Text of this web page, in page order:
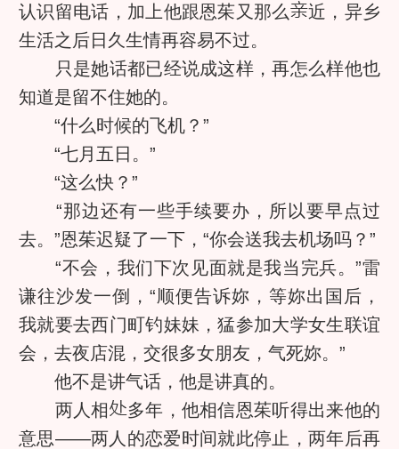
认识留电话，加上他跟恩茱又那么
近，异乡
生活之后日久生情再容易不过。
只是她话都已经说成这样，再怎么样他也
知道是留不住她的。
“什么时候的飞机？”
“七月五日。”
“这么快？”
“那边还有一些手续要办，所以要早点过
去。”恩茱迟疑了一下，“你会送我去机场吗？”
“不会，我们下次见面就是我当完兵。”雷
谦往沙发一倒，“顺便告诉妳，等妳出国后，
我就要去西门町钓妹妹，猛参加大学女生联谊
会，去夜店混，交很多女朋友，气死妳。”
他不是讲气话，他是讲真的。
两人相
多年，他相信恩茱听得出来他的
意思——两人的恋爱时间就此停止，两年后再